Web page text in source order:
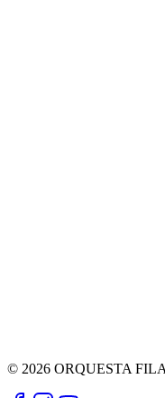
© 2026 ORQUESTA